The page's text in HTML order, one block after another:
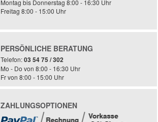
Montag bis Donnerstag 8:00 - 16:30 Uhr
Freitag 8:00 - 15:00 Uhr
PERSÖNLICHE BERATUNG
Telefon:03 54 75 / 302
Mo - Do von 8:00 - 16:30 Uhr
Fr von 8:00 - 15:00 Uhr
ZAHLUNGSOPTIONEN